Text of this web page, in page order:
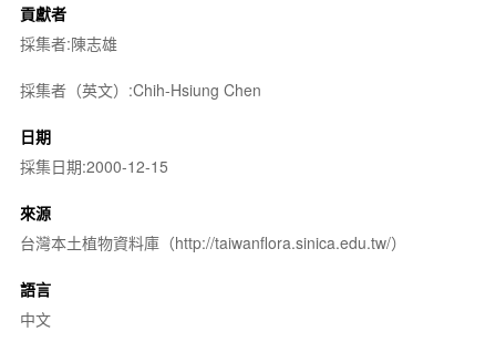
貢獻者
採集者:陳志雄
採集者（英文）:Chih-Hsiung Chen
日期
採集日期:2000-12-15
來源
台灣本土植物資料庫（http://taiwanflora.sinica.edu.tw/）
語言
中文